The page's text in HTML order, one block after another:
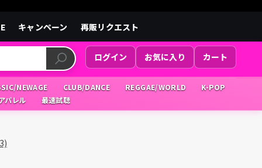
キャンペーン 再販リクエスト
ログイン お気に入り カート
NEWAGE CLUB/DANCE REGGAE/WORLD
K-POP
パレル
最速試聴